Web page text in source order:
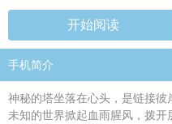
开始阅读
手机简介
神秘的塔坐落在心头，是链接彼
未知的世界掀起血雨腥风，拨